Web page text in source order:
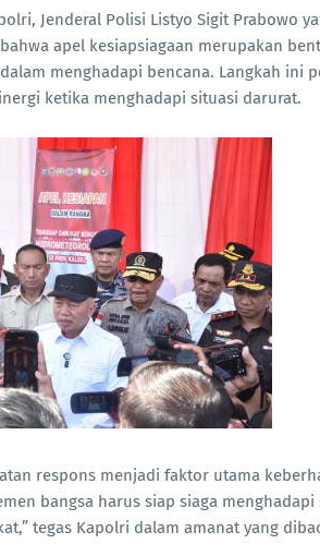
Jenderal Polisi Listyo Sigit Prabowo
apel kesiapsiagaan merupakan
menghadapi bencana. Langkah ini
ketika menghadapi situasi darurat.
respons menjadi faktor utama
bangsa harus siap siaga
tegas Kapolri dalam amanat yang